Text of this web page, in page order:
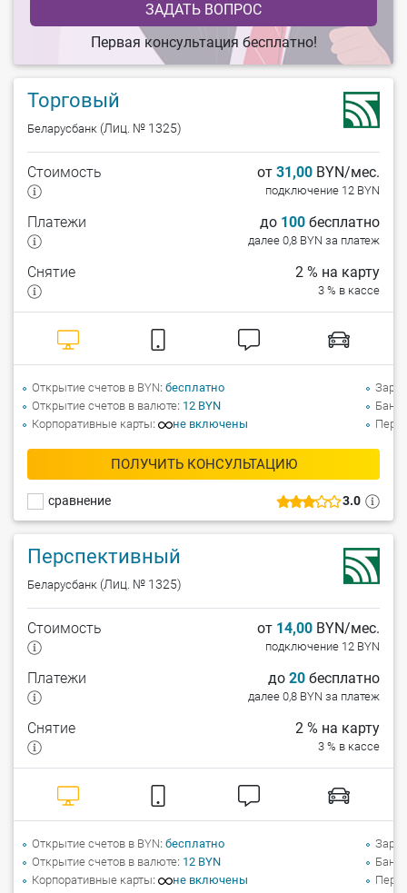
ЗАДАТЬ ВОПРОС
Первая консультация бесплатно!
Торговый
Беларусбанк (Лиц. № 1325)
3.0
сравнение
Стоимость от 31,00 BYN/мес.
подключение 12 BYN
Платежи до 100 бесплатно
далее 0,8 BYN за платеж
Снятие 2 % на карту
3 % в кассе
ПОЛУЧИТЬ КОНСУЛЬТАЦИЮ
Открытие счетов в BYN бесплатно
Открытие счетов в валюте 12 BYN
Корпоративные карты
не включены
Перспективный
Беларусбанк (Лиц. № 1325)
Стоимость от 14,00 BYN/мес.
подключение 12 BYN
Платежи до 20 бесплатно
далее 0,8 BYN за платеж
Снятие 2 % на карту
3 % в кассе
Открытие счетов в BYN бесплатно
Открытие счетов в валюте 12 BYN
Корпоративные карты
не включены